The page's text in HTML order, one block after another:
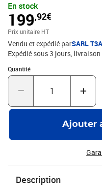
Marque T3AZUR
En stock
199,92€
Prix unitaire HT
Vendu et expédié parSARL
Expédié sous 3 jours
Quantité
Quantité : 1
Ajouter
Description